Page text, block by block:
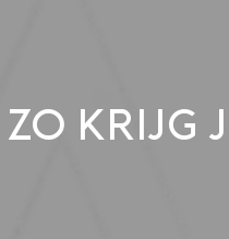
Zo krijg